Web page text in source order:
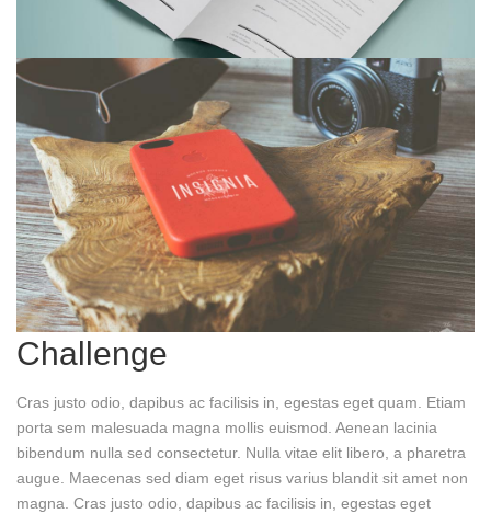
Challenge
Cras justo odio, dapibus ac facilisis in, egestas eget quam. Etiam
porta sem malesuada magna mollis euismod. Aenean lacinia
bibendum nulla sed consectetur. Nulla vitae elit libero, a pharetra
augue. Maecenas sed diam eget risus varius blandit sit amet non
magna. Cras justo odio, dapibus ac facilisis in, egestas eget